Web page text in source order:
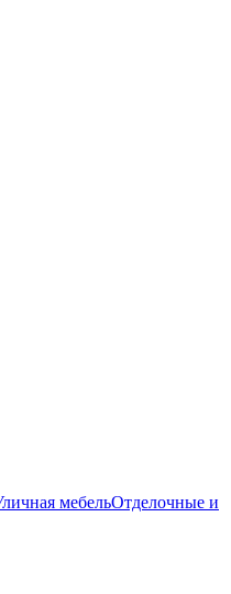
мебельОтделочные и